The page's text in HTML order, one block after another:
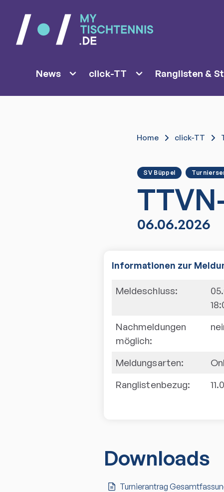
News click-TT Ranglisten &
Home click-TT
SV Büppel
06.06.2026
Informationen zur
Meldeschluss:
Nachmeldungen
möglich:
Meldungsarten:
Ranglistenbezug:
Downloads
Turnierantrag